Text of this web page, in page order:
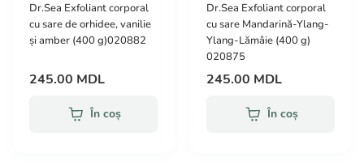
Dr.Sea Exfoliant corporal
cu sare de orhidee, vanilie
și amber (400 g)020882
245.00 MDL
În coș
Dr.Sea Exfoliant corporal
cu sare Mandarină-Ylang-
Ylang-Lămâie (400 g)
020875
245.00 MDL
În coș